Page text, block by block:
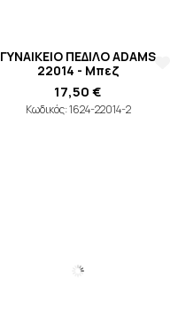
ΓΥΝΑΙΚΕΙΟ ΠΕΔΙΛΟ ADAMS
22014 - Μπεζ
17,50 €
Κωδικός: 1624-22014-2